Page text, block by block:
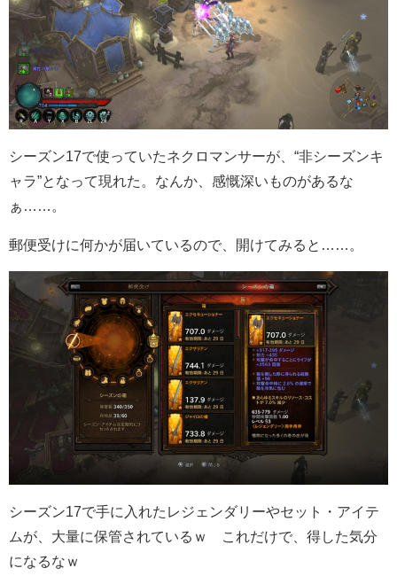
シーズン17で使っていたネクロマンサーが、“非シーズンキ
ャラ”となって現れた。なんか、感慨深いものがあるな
ぁ……。
郵便受けに何かが届いているので、開けてみると……。
シーズン17で手に入れたレジェンダリーやセット・アイテ
ムが、大量に保管されているｗ これだけで、得した気分
になるなｗ